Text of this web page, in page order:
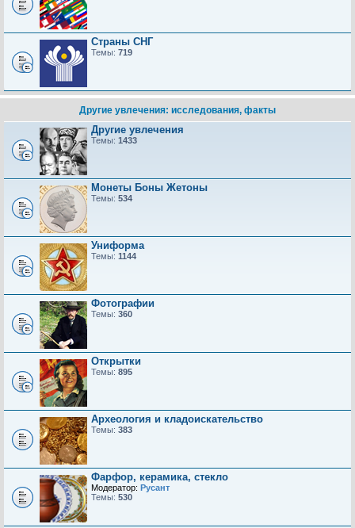
Страны СНГ
Темы: 719
Другие увлечения: исследования, факты
Другие увлечения
Темы: 1433
Монеты Боны Жетоны
Темы: 534
Униформа
Темы: 1144
Фотографии
Темы: 360
Открытки
Темы: 895
Археология и кладоискательство
Темы: 383
Фарфор, керамика, стекло
Модератор: Русант
Темы: 530